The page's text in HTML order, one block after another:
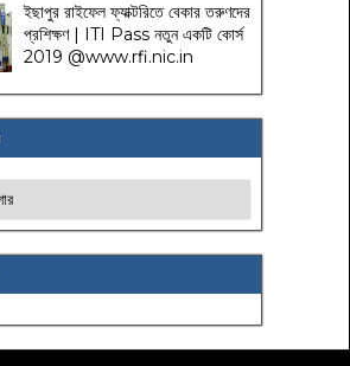
ইছাপুর রাইফেল ফ্যাক্টরিতে বেকার তরুণদের
প্রশিক্ষণ | ITI Pass নতুন একটি কোর্স
2019 @www.rfi.nic.in